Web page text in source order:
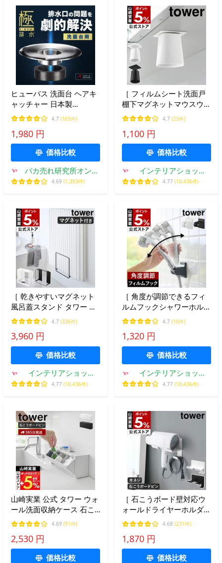
ヒューバス 洗面台 ヘアキ
ャッチャー 日本製
HUBATH 洗面 洗面器 排水
溝 排水口カバー 排水溝ネ
ット 排水口 ゴミ受け マグ
ネット
4.7 (165件)
1,980 円
価格比較
バカ売れ研究所オンラ
インショップ
4.69 (1,353件)
［ フィルムシート洗面戸
棚下マグネットマウスウォ
ッシュタンブラー タワー
］山崎実業 tower おしゃ
れ yamazaki 公式 ブラッ
ク ホワイト 10401 10402
4.7 (23件)
1,100 円
価格比較
インテリアショップ
roomy
4.77 (10,436件)
［ 乾きやすいマグネット
風呂蓋スタンド タワー ］
山崎実業 tower 乾きやす
い マグネット 風呂蓋スタ
ンド 風呂ふた おしゃれ
yamazaki 公式 5085 5086
4.7 (336件)
3,960 円
価格比較
インテリアショップ
roomy
4.77 (10,436件)
［ 角度が調節できるフィ
ルムフックシャワーホルダ
ー タワー ］山崎実業
tower 角度調整 おしゃれ
yamazaki 公式 ブラック
ホワイト 10288 10289
4.7 (10件)
1,320 円
価格比較
インテリアショップ
roomy
4.77 (10,436件)
山崎実業 公式 タワー ウォ
ール洗面収納ケース 石こ
うボード壁対応 tower 収
納ラック 2WAY 浮かせる
洗面台 サニタリー収納
1355 1356
4.69 (91件)
2,530 円
価格比較
［ 石こうボード壁対応ウ
ォールドライヤーホルダー
タワー ］山崎実業 tower
ドライヤー収納 壁 浮かせ
て収納 yamazaki 公式 ブ
ラック ホワイト 4508
4.68 (231件)
1,870 円
価格比較